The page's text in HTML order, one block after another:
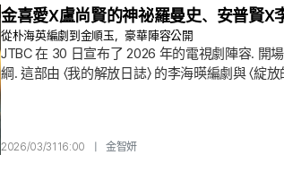
金喜愛X盧尚賢的神祕羅曼史、安普賢
從朴海英編劇到金順玉，豪華陣容公開
JTBC 在 30 日宣布了 2026 年的電視劇陣容. 開場
綱. 這部由 〈我的解放日誌〉 的李海暎編劇與 〈
2026/03/31 16:00 金智妍